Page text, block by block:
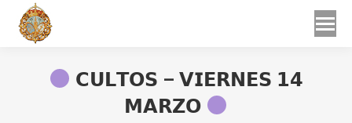
𝗖𝗨𝗟𝗧𝗢𝗦 – 𝗩𝗜𝗘𝗥𝗡𝗘𝗦 𝟭𝟰
𝗠𝗔𝗥𝗭𝗢